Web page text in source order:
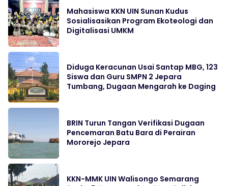
Mahasiswa KKN UIN Sunan Kudus
Sosialisasikan Program Ekoteologi dan
Digitalisasi UMKM
Diduga Keracunan Usai Santap MBG, 123
Siswa dan Guru SMPN 2 Jepara
Tumbang, Dugaan Mengarah ke Daging
BRIN Turun Tangan Verifikasi Dugaan
Pencemaran Batu Bara di Perairan
Mororejo Jepara
KKN-MMK UIN Walisongo Semarang